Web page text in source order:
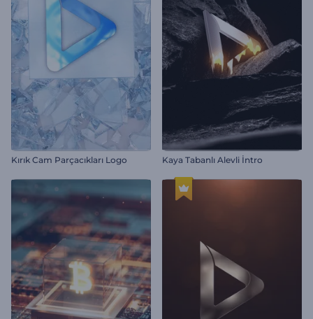
Kırık Cam Parçacıkları Logo Kaya Tabanlı Alevli İntro